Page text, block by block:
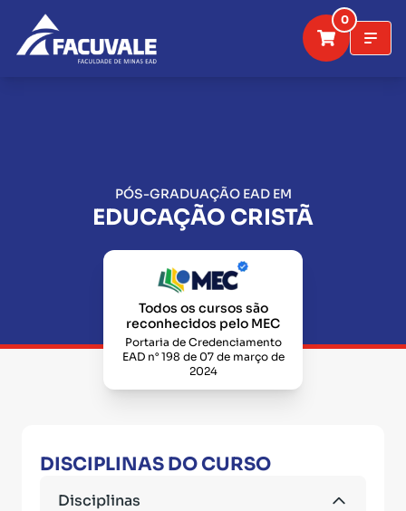
0
PÓS-GRADUAÇÃO EAD EM
EDUCAÇÃO CRISTÃ
Todos os cursos são
reconhecidos pelo MEC
Portaria de Credenciamento
EAD n° 198 de 07 de março de
2024
DISCIPLINAS DO CURSO
Disciplinas